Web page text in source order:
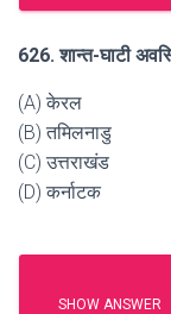
626. शान्त-घाटी
(A) केरल
(B) तमिलनाडु
(C) उत्तराखंड
(D) कर्नाटक
SHOW ANSWER